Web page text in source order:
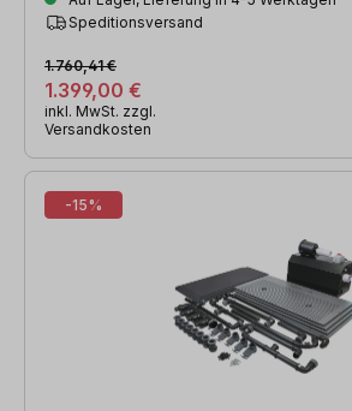
Speditionsversand
1.399,00 €
1.760,41 €
inkl. MwSt. zzgl.
Versandkosten
-15%